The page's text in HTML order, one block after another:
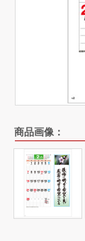
商品画像：